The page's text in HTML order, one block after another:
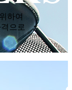
하여
으로